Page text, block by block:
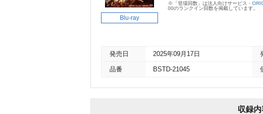
Blu-ray
※「登場回数」は法人向けサービス・
00のランクイン回数を掲載しています。
発売日 2025年09月17日
品番 BSTD-21045
収録